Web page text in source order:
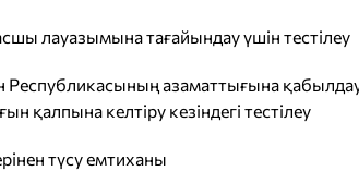
лауазымына тағайындау үшін тестілеу
Республикасының азаматтығына
қалпына келтіру кезіндегі тестілеу
түсу емтиханы